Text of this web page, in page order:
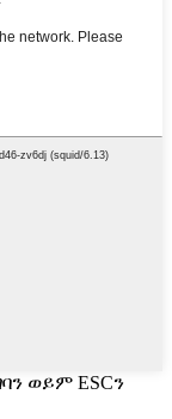
ወይም ESCን